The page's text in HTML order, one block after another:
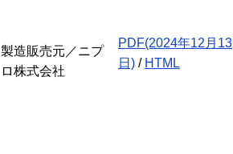
製造販売元／ニプ
ロ株式会社
PDF(2024年12月13
日) / HTML